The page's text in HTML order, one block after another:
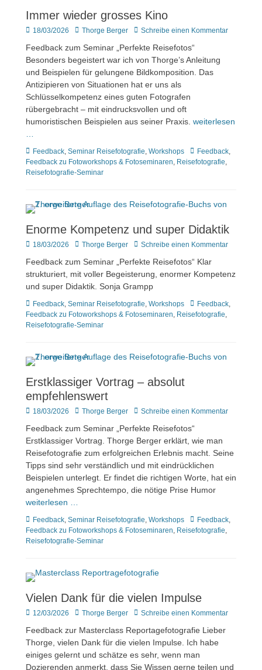
Immer wieder grosses Kino
Veröffentlicht
18/03/2026 Author
Thorge Berger Schreibe einen Kommentar
Feedback zum Seminar „Perfekte Reisefotos“
Besonders begeistert war ich von Thorge’s Anleitung
und Beispielen für gelungene Bildkomposition. Das
Antizipieren von Situationen hat er uns als
Schlüsselkompetenz eines guten Fotografen
rübergebracht – mit eindrucksvollen und oft
humoristischen Beispielen aus seiner Praxis. weiterlesen
Kategorien
Feedback, Seminar Reisefotografie, Workshops TagsFeedback,
Feedback zu Fotoworkshops & Fotoseminaren, Reisefotografie,
Reisefotografie-Seminar
Enorme Kompetenz und super Didaktik
Veröffentlicht
18/03/2026 Author
Thorge Berger Schreibe einen Kommentar
Feedback zum Seminar „Perfekte Reisefotos“ Klar
strukturiert, mit voller Begeisterung, enormer Kompetenz
und super Didaktik. Sonja Grampp
Kategorien
Feedback, Seminar Reisefotografie, Workshops TagsFeedback,
Feedback zu Fotoworkshops & Fotoseminaren, Reisefotografie,
Reisefotografie-Seminar
Erstklassiger Vortrag – absolut
empfehlenswert
Veröffentlicht
18/03/2026 Author
Thorge Berger Schreibe einen Kommentar
Feedback zum Seminar „Perfekte Reisefotos“
Erstklassiger Vortrag. Thorge Berger erklärt, wie man
Reisefotografie zum erfolgreichen Erlebnis macht. Seine
Tipps sind sehr verständlich und mit eindrücklichen
Beispielen unterlegt. Er findet die richtigen Worte, hat ein
angenehmes Sprechtempo, die nötige Prise Humor
weiterlesen …
Kategorien
Feedback, Seminar Reisefotografie, Workshops TagsFeedback,
Feedback zu Fotoworkshops & Fotoseminaren, Reisefotografie,
Reisefotografie-Seminar
Vielen Dank für die vielen Impulse
Veröffentlicht
12/03/2026 Author
Thorge Berger Schreibe einen Kommentar
Feedback zur Masterclass Reportagefotografie Lieber
Thorge, vielen Dank für die vielen Impulse. Ich habe
einiges gelernt und schätze es sehr, wenn man
Dozierenden anmerkt, dass Sie Wissen gerne teilen und